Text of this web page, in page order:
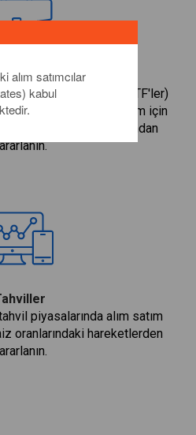
Yatırım Fonlarına (ETF'ler)
Çevrimiçi alım satım için
ile piyasa fırsatlarından
piyasalarında alım satım
oranlarındaki hareketlerden
alım satımcılar
kabul